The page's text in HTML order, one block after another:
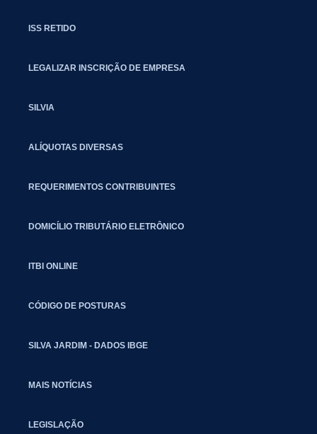
ISS RETIDO
LEGALIZAR INSCRIÇÃO DE EMPRESA
SILVIA
ALÍQUOTAS DIVERSAS
REQUERIMENTOS CONTRIBUINTES
DOMICÍLIO TRIBUTÁRIO ELETRÔNICO
ITBI ONLINE
CÓDIGO DE POSTURAS
SILVA JARDIM - DADOS IBGE
MAIS NOTÍCIAS
LEGISLAÇÃO